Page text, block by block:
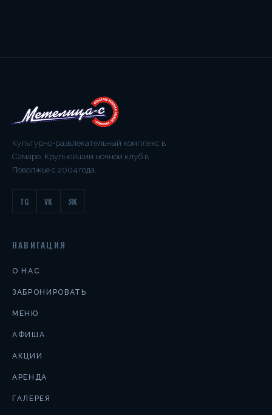
Культурно-развлекательный комплекс в
Самаре. Крупнейший ночной клуб в
Поволжье с 2004 года.
TG VK ЯК
НАВИГАЦИЯ
О НАС
ЗАБРОНИРОВАТЬ
МЕНЮ
АФИША
АКЦИИ
АРЕНДА
ГАЛЕРЕЯ